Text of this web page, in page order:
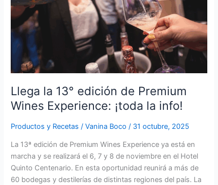
Llega la 13° edición de Premium
Wines Experience: ¡toda la info!
Productos y Recetas /Vanina Boco/ 31 octubre, 2025
La 13ª edición de Premium Wines Experience ya está en
marcha y se realizará el 6, 7 y 8 de noviembre en el Hotel
Quinto Centenario. En esta oportunidad reunirá a más de
60 bodegas y destilerías de distintas regiones del país. La
Wines
Experience:
¡toda
la